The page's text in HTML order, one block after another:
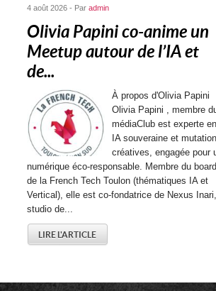
4 août 2026 - Paradmin
Olivia Papini co-anime un
Meetup autour de l’IA et
de...
À propos d'Olivia Papini
Olivia Papini , membre
médiaClub est experte en
IA souveraine et
créatives, engagée pour
numérique éco-responsable. Membre du board
de la French Tech Toulon (thématiques IA et
Vertical), elle est co-fondatrice de Nexus Inari,
studio de...
LIRE L'ARTICLE